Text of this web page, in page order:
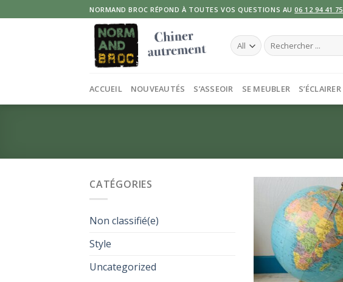
to
NORMAND BROC RÉPOND À TOUTES VOS QUESTIONS AU06 12 94 41 75
Recherche
pour :
ACCUEIL NOUVEAUTÉS S’ASSEOIR SE MEUBLER S’ÉCLAIRER
CATÉGORIES
Non classifié(e)
Style
Uncategorized